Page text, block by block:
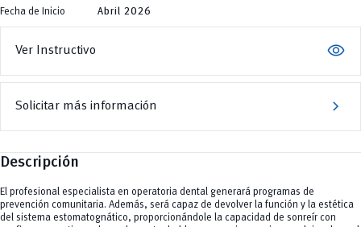
Tecnologías
INgenieriaIndustria y Construcción
Ingenierías, Tecnologías, Arquitectura, y Agropecuarias
Tecnologías
Ingeniería Industria y Construcción
INgenieriaIndustria y Construcción
Ingenierías, Tecnologías, Arquitectura, y Agropecuarias
Tecnologías
Fecha de Inicio Abril 2026
Ver Instructivo visibility
Solicitar más información chevron_right
Descripción
El profesional especialista en operatoria dental generará programas de
prevención comunitaria. Además, será capaz de devolver la función y la estética
del sistema estomatognático, proporcionándole la capacidad de sonreír con